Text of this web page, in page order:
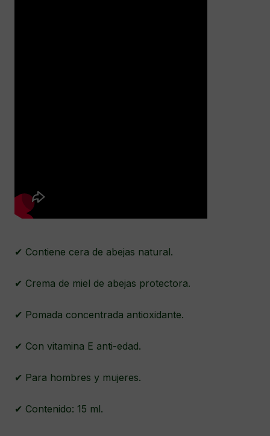
✔ Contiene cera de abejas natural.
✔ Crema de miel de abejas protectora.
✔ Pomada concentrada antioxidante.
✔ Con vitamina E anti-edad.
✔ Para hombres y mujeres.
✔ Contenido: 15 ml.